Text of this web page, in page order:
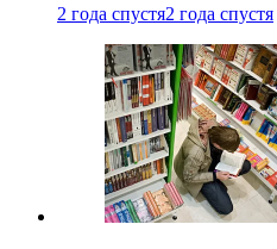
2 года спустя2 года спустя